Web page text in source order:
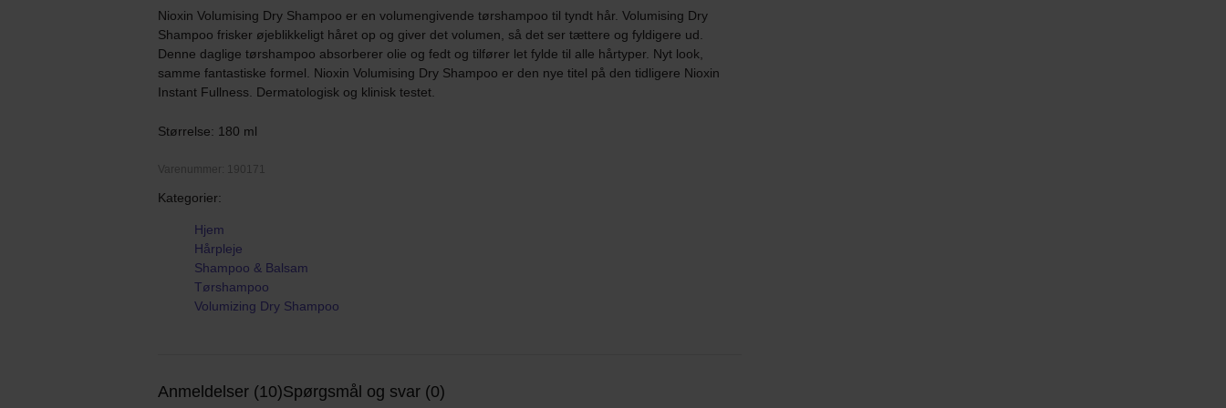
Nioxin Volumising Dry Shampoo er en volumengivende tørshampoo til tyndt hår. Volumising Dry
Shampoo frisker øjeblikkeligt håret op og giver det volumen, så det ser tættere og fyldigere ud.
Denne daglige tørshampoo absorberer olie og fedt og tilfører let fylde til alle hårtyper. Nyt look,
samme fantastiske formel. Nioxin Volumising Dry Shampoo er den nye titel på den tidligere Nioxin
Instant Fullness. Dermatologisk og klinisk testet.
Størrelse: 180 ml
Varenummer: 190171
Kategorier:
Hjem
Hårpleje
Shampoo & Balsam
Tørshampoo
Volumizing Dry Shampoo
Anmeldelser (10)Spørgsmål og svar (0)